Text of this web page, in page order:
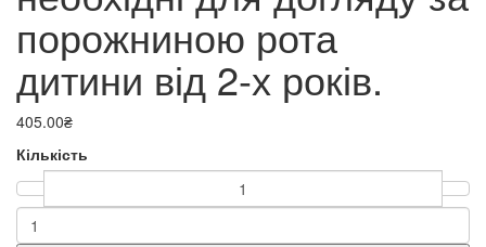
порожниною рота
дитини від 2-х років.
405.00₴
Кількість